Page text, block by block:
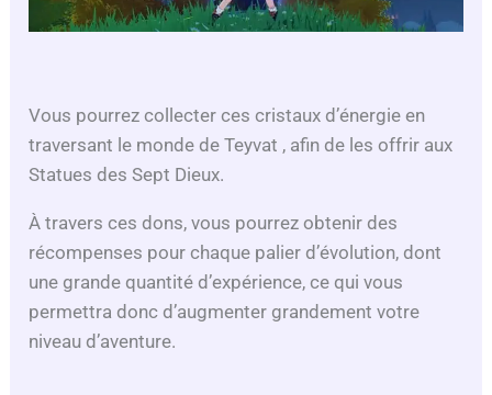
Vous pourrez collecter ces cristaux d’énergie en
traversant le monde de Teyvat , afin de les offrir aux
Statues des Sept Dieux.
À travers ces dons, vous pourrez obtenir des
récompenses pour chaque palier d’évolution, dont
une grande quantité d’expérience, ce qui vous
permettra donc d’augmenter grandement votre
niveau d’aventure.